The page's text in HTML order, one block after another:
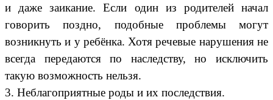
и даже заикание. Если один из родителей начал
говорить поздно, подобные проблемы могут
возникнуть и у ребёнка. Хотя речевые нарушения не
всегда передаются по наследству, но исключить
такую возможность нельзя.
3. Неблагоприятные роды и их последствия.